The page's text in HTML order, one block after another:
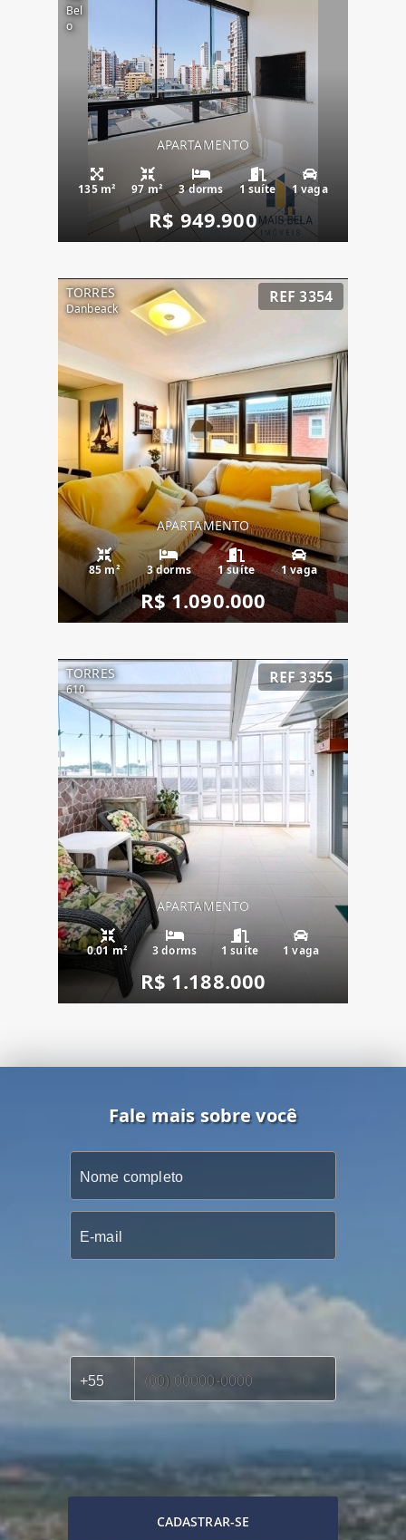
Bel
o
APARTAMENTO
135 m² 97 m² 3 dorms 1 suíte 1 vaga
R$ 949.900
TORRES
Danbeack
REF 3354
APARTAMENTO
85 m² 3 dorms 1 suíte 1 vaga
R$ 1.090.000
TORRES
610
REF 3355
APARTAMENTO
0.01 m² 3 dorms 1 suíte 1 vaga
R$ 1.188.000
Fale mais sobre você
CADASTRAR-SE